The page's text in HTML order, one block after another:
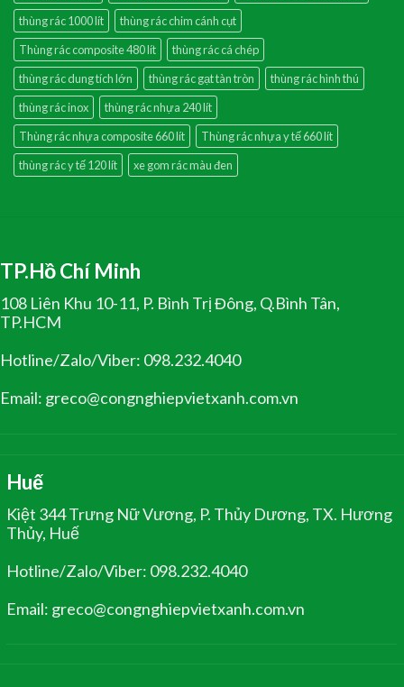
thùng rác 1000 lít
thùng rác chim cánh cụt
Thùng rác composite 480 lít
thùng rác cá chép
thùng rác dung tích lớn
thùng rác gạt tàn tròn
thùng rác hình thú
thùng rác inox
thùng rác nhựa 240 lít
Thùng rác nhựa composite 660 lít
Thùng rác nhựa y tế 660 lít
thùng rác y tế 120 lít
xe gom rác màu đen
TP.Hồ Chí Minh
108 Liên Khu 10-11, P. Bình Trị Đông, Q.Bình Tân,
TP.HCM
Hotline/Zalo/Viber: 098.232.4040
Email: greco@congnghiepvietxanh.com.vn
Huế
Kiệt 344 Trưng Nữ Vương, P. Thủy Dương, TX. Hương
Thủy, Huế
Hotline/Zalo/Viber: 098.232.4040
Email: greco@congnghiepvietxanh.com.vn